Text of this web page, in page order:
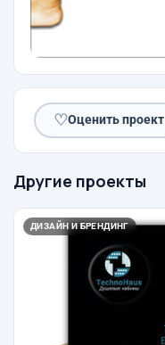
♡Оценить проект
Другие проекты
ДИЗАЙН И БРЕНДИНГ